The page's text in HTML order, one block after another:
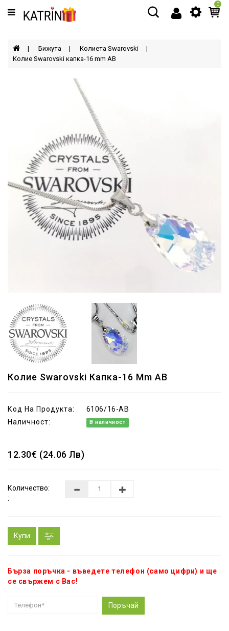
Категории
МЪЖЕ
0
Бижута
Колиета Swarovski
Колие Swarovski капка-16 mm AB
Колие Swarovski Капка-16 Mm AB
Код На Продукта:
6106/16-AB
Наличност:
В наличност
12.30€ (24.06 Лв)
Количество:
:
Купи
Бърза поръчка - въведете телефон (само цифри) и ще
се свържем с Вас!
Поръчай